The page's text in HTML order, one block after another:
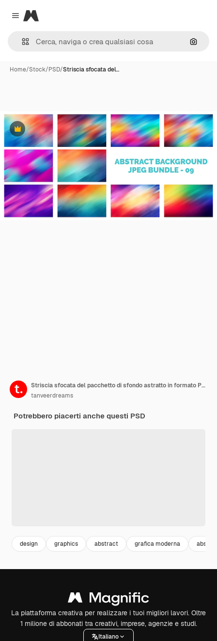
Close menu
Magnific
Cerca
Home/Stock/PSD/Striscia sfocata del…
Premium
Striscia sfocata del pacchetto di sfondo astratto in formato PSD non modificabile
tanveerdreams
Potrebbero piacerti anche questi PSD
design graphics abstract grafica moderna
La piattaforma creativa per realizzare i tuoi migliori lavori. Oltre
1 milione di abbonati tra creativi, imprese, agenzie e studi.
Italiano